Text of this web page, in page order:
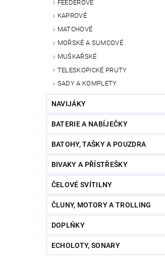
FEEDEROVÉ
KAPROVÉ
MATCHOVÉ
MOŘSKÉ A SUMCOVÉ
MUŠKAŘSKÉ
TELESKOPICKÉ PRUTY
SADY A KOMPLETY
NAVIJÁKY
BATERIE A NABÍJEČKY
BATOHY, TAŠKY A POUZDRA
BIVAKY A PŘÍSTŘEŠKY
ČELOVÉ SVÍTILNY
ČLUNY, MOTORY A TROLLING
DOPLŇKY
ECHOLOTY, SONARY